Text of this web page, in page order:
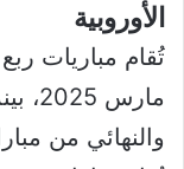
الأوروبية
تُقام مباريات